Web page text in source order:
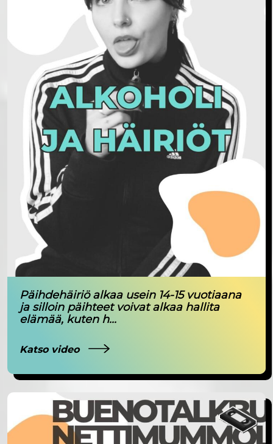
Päihdehäiriö alkaa usein 14-15 vuotiaana
ja silloin päihteet voivat alkaa hallita
elämää, kuten h...
Katso video